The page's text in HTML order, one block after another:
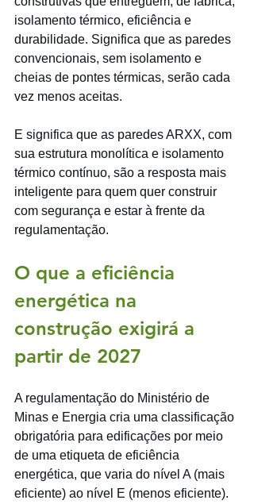
isolamento térmico, eficiência e
durabilidade. Significa que as paredes
convencionais, sem isolamento e
cheias de pontes térmicas, serão cada
vez menos aceitas.
E significa que as paredes ARXX, com
sua estrutura monolítica e isolamento
térmico contínuo, são a resposta mais
inteligente para quem quer construir
com segurança e estar à frente da
regulamentação.
O que a eficiência
energética na
construção exigirá a
partir de 2027
A regulamentação do Ministério de
Minas e Energia cria uma classificação
obrigatória para edificações por meio
de uma etiqueta de eficiência
energética, que varia do nível A (mais
eficiente) ao nível E (menos eficiente).